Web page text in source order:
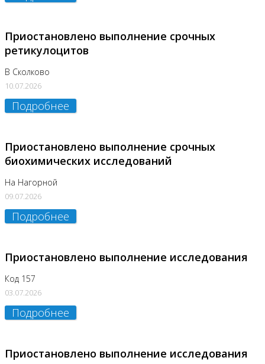
Приостановлено выполнение срочных
ретикулоцитов
В Сколково
10.07.2026
Подробнее
Приостановлено выполнение срочных
биохимических исследований
На Нагорной
09.07.2026
Подробнее
Приостановлено выполнение исследования
Код 157
03.07.2026
Подробнее
Приостановлено выполнение исследования